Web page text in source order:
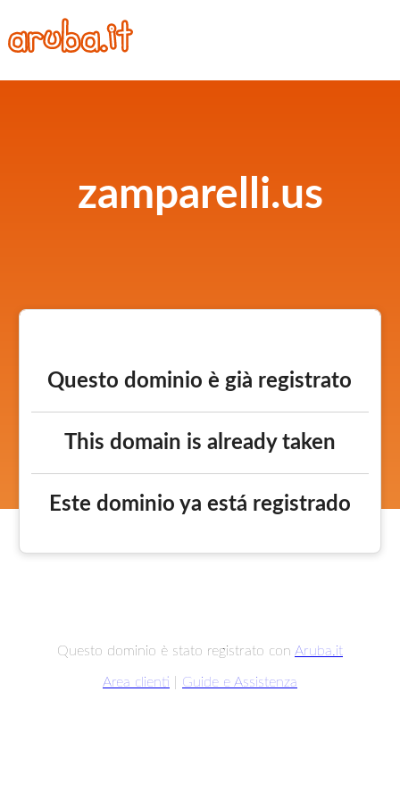
zamparelli.us
Questo dominio è già registrato
This domain is already taken
Este dominio ya está registrado
Questo dominio è stato registrato con Aruba.it
Area clienti Guide e Assistenza